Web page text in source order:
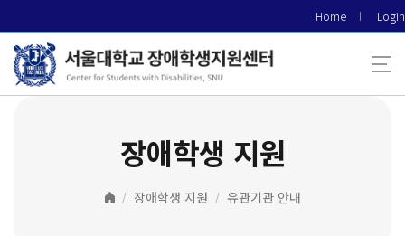
로
메
Home Login
장애학생 지원
장애학생 지원 유관기관 안내